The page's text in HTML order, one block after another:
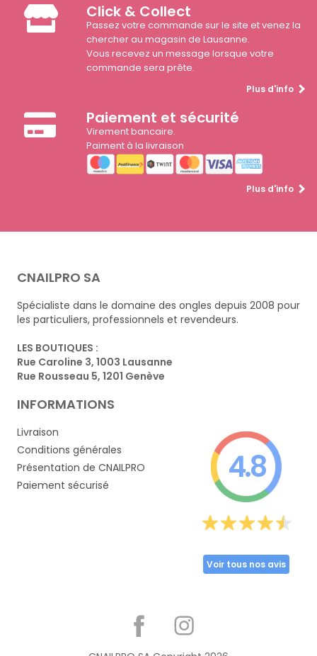
Click & Collect
Passez votre commande sur le site et venez la
chercher au magasin de Lausanne.
Vous recevez un message lorsque votre
commande sera prête.
Plus d'info
Paiement et sécurité
Virement bancaire.
Paiment à la livraison
Plus d'info
CNAILPRO SA
Spécialiste dans le domaine des ongles depuis 2008 pour
les particuliers, professionnels et revendeurs.
LES BOUTIQUES :
Rue Caroline 3, 1003 Lausanne
Rue Rousseau 5, 1201 Genève
INFORMATIONS
Livraison
Conditions générales
Présentation de CNAILPRO
Paiement sécurisé
4.8
Voir tous nos avis